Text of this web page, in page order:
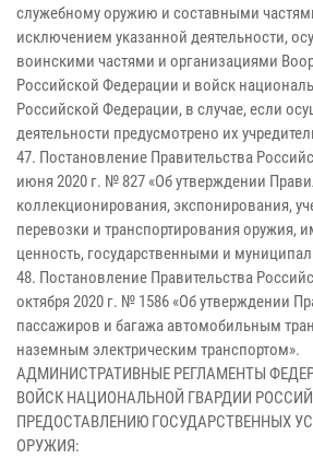
служебному оружию и составными
исключением указанной деятельности,
воинскими частями и организациями
Российской Федерации и войск
Российской Федерации, в случае, если
деятельности предусмотрено их
47. Постановление Правительства
июня 2020 г. № 827 «Об утверждении
коллекционирования, экспонирования,
перевозки и транспортирования оружия,
ценность, государственными и
48. Постановление Правительства
октября 2020 г. № 1586 «Об утверждении
пассажиров и багажа автомобильным
наземным электрическим транспортом».
АДМИНИСТРАТИВНЫЕ РЕГЛАМЕНТЫ
ВОЙСК НАЦИОНАЛЬНОЙ ГВАРДИИ
ПРЕДОСТАВЛЕНИЮ ГОСУДАРСТВЕННЫХ
ОРУЖИЯ: